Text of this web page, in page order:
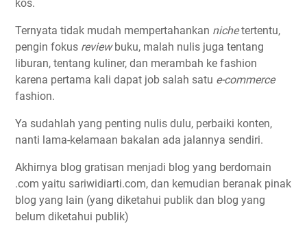
kos.
Ternyata tidak mudah mempertahankan nichetertentu,
pengin fokus reviewbuku, malah nulis juga tentang
liburan, tentang kuliner, dan merambah ke fashion
karena pertama kali dapat job salah satu e-commerce
fashion.
Ya sudahlah yang penting nulis dulu, perbaiki konten,
nanti lama-kelamaan bakalan ada jalannya sendiri.
Akhirnya blog gratisan menjadi blog yang berdomain
.com yaitu sariwidiarti.com, dan kemudian beranak pinak
blog yang lain (yang diketahui publik dan blog yang
belum diketahui publik)